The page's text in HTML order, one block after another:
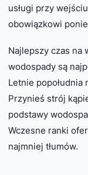
usługi przy
obowiązkowi
Najlepszy czas na
wodospady są
Letnie
Przynieś strój
podstawy
Wczesne ranki
najmniej tłumów.